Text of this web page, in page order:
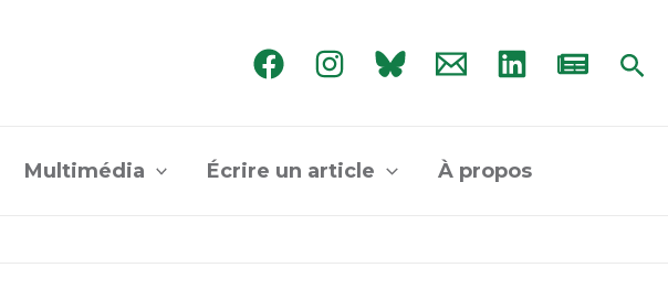
Multimédia Écrire un article À propos